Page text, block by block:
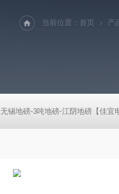
当前位置： 首页 产
无锡地磅-3吨地磅-江阴地磅【佳宜